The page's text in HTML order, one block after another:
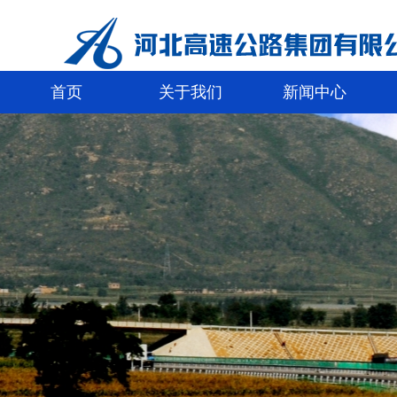
首页 关于我们 新闻中心